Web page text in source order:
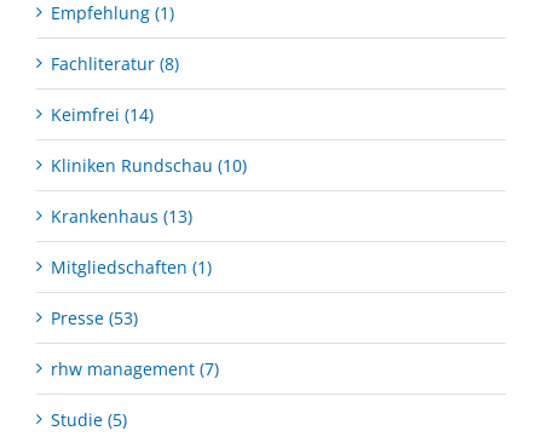
Empfehlung (1)
Fachliteratur (8)
Keimfrei (14)
Kliniken Rundschau (10)
Krankenhaus (13)
Mitgliedschaften (1)
Presse (53)
rhw management (7)
Studie (5)